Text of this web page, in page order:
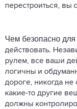
перестроиться, вы
Чем безопасно
действовать.
рулем, все ваши
логичны и
дороге, никогда не
какие-то другие
должны